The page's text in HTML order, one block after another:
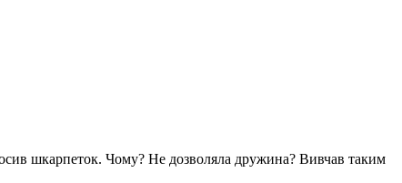
шкарпеток. Чому? Не дозволяла дружина? Вивчав таким